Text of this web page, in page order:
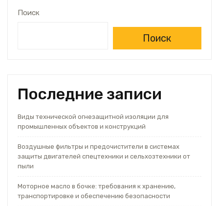
at
ni
ki
р
т
ь
Поиск
Поиск
Последние записи
Виды технической огнезащитной изоляции для
промышленных объектов и конструкций
Воздушные фильтры и предочистители в системах
защиты двигателей спецтехники и сельхозтехники от
пыли
Моторное масло в бочке: требования к хранению,
транспортировке и обеспечению безопасности